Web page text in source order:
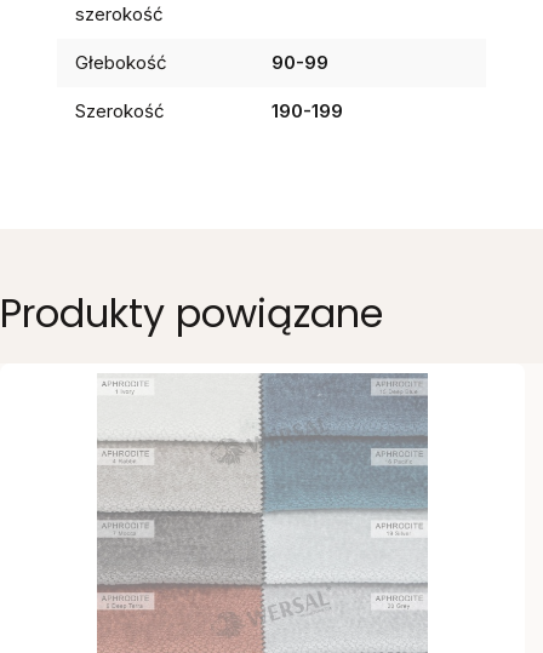
szerokość
Głebokość 90-99
Szerokość 190-199
Produkty powiązane